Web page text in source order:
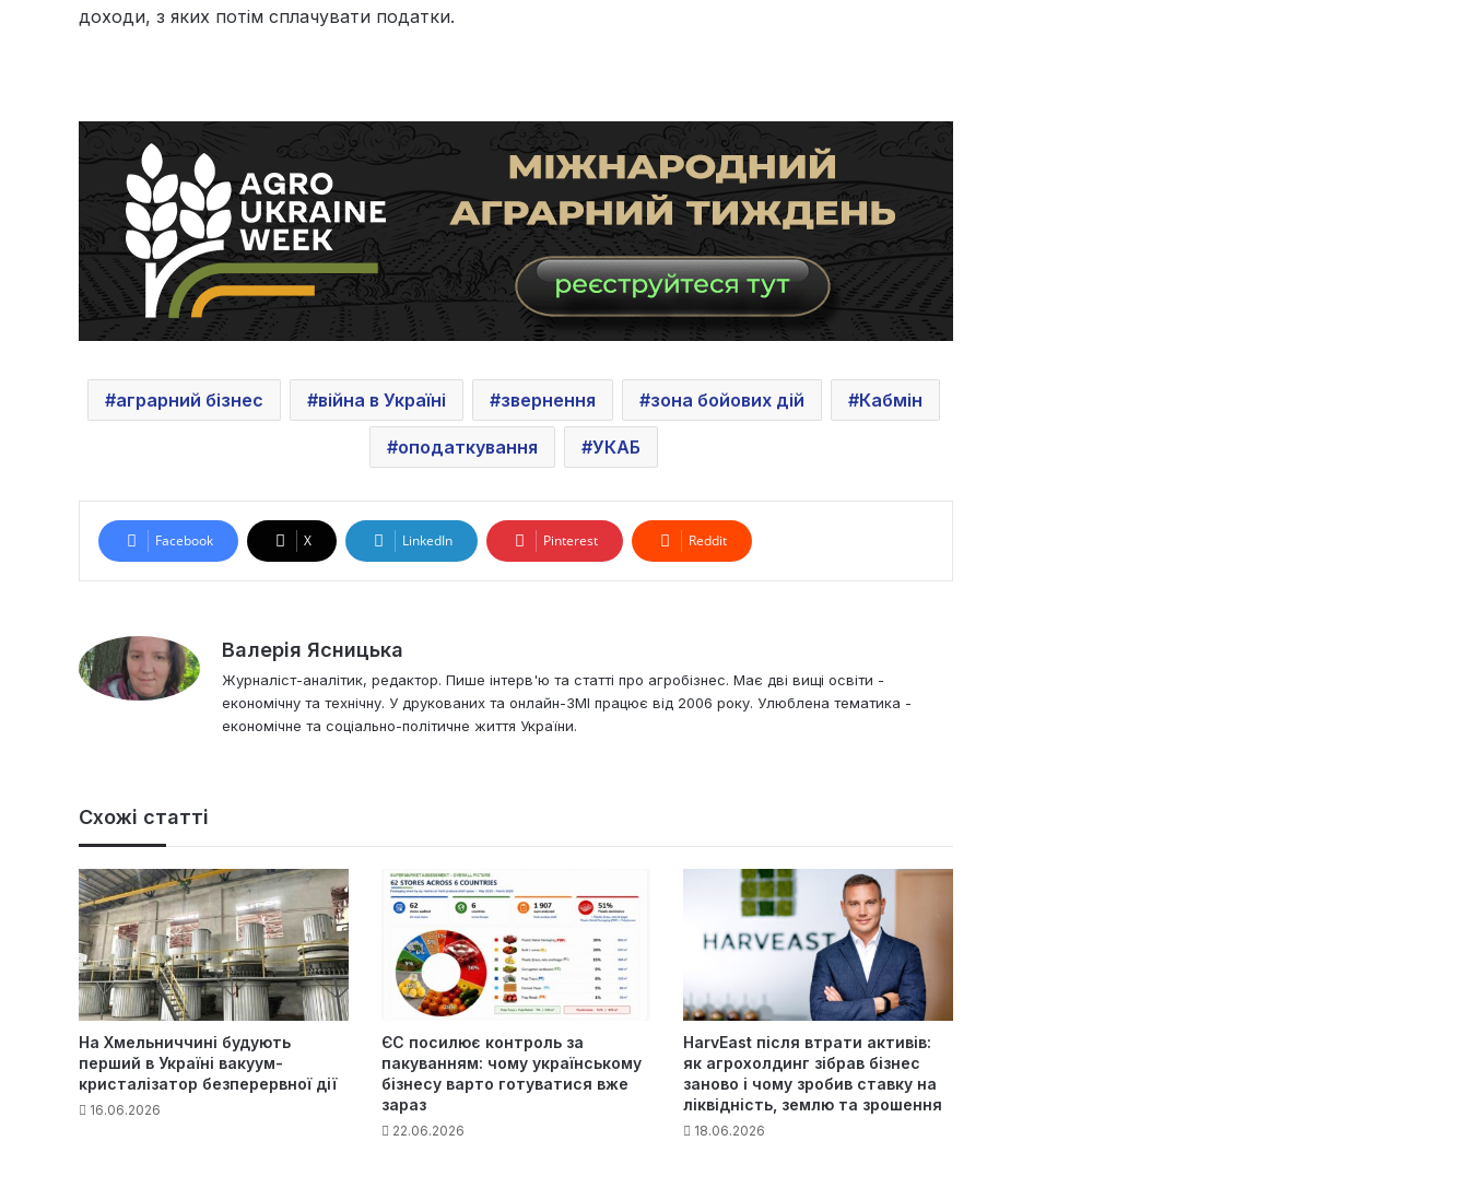
доходи, з яких потім сплачувати податки.
аграрний бізнес війна в Україні звернення зона бойових дій Кабмін
оподаткування УКАБ
Facebook X LinkedIn Pinterest Reddit
Валерія Ясницька
Журналіст-аналітик, редактор. Пише інтерв'ю та статті про агробізнес. Має дві вищі освіти -
економічну та технічну. У друкованих та онлайн-ЗМІ працює від 2006 року. Улюблена тематика -
економічне та соціально-політичне життя України.
Схожі статті
На Хмельниччині будують
перший в Україні вакуум-
кристалізатор безперервної дії
16.06.2026
ЄС посилює контроль за
пакуванням: чому українському
бізнесу варто готуватися вже
зараз
22.06.2026
HarvEast після втрати активів:
як агрохолдинг зібрав бізнес
заново і чому зробив ставку на
ліквідність, землю та зрошення
18.06.2026